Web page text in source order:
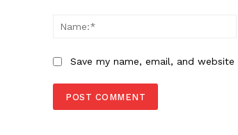
Save my name, email, and